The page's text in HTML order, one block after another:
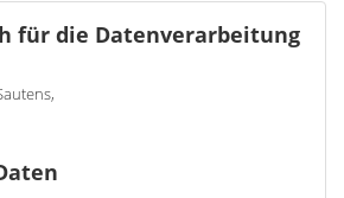
für die Datenverarbeitung